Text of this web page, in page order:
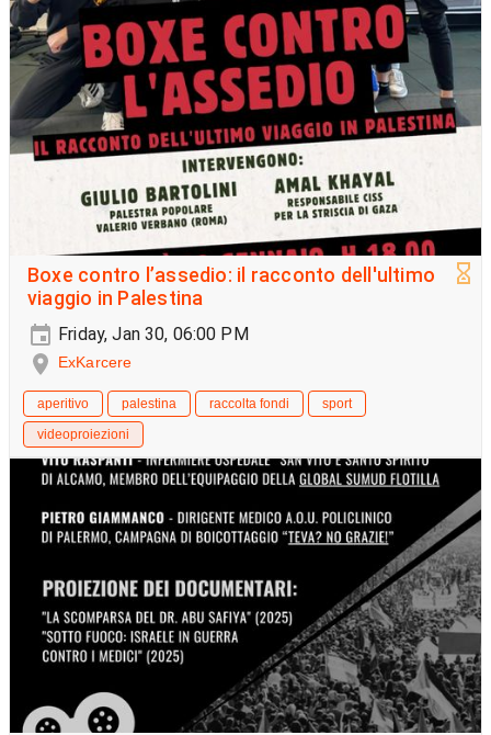
Boxe contro l’assedio: il racconto dell'ultimo
viaggio in Palestina
Friday, Jan 30, 06:00 PM
ExKarcere
aperitivo palestina raccolta fondi
sport
videoproiezioni